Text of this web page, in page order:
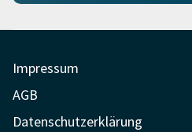
Impressum
AGB
Datenschutzerklärung